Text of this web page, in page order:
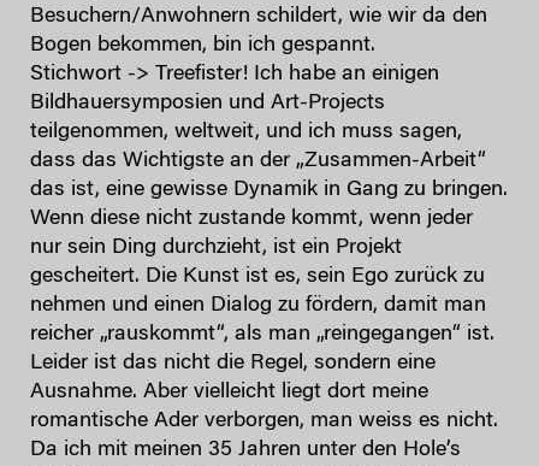
Besuchern/Anwohnern schildert, wie wir da den
Bogen bekommen, bin ich gespannt.
Stichwort -> Treefister! Ich habe an einigen
Bildhauersymposien und Art-Projects
teilgenommen, weltweit, und ich muss sagen,
dass das Wichtigste an der „Zusammen-Arbeit“
das ist, eine gewisse Dynamik in Gang zu bringen.
Wenn diese nicht zustande kommt, wenn jeder
nur sein Ding durchzieht, ist ein Projekt
gescheitert. Die Kunst ist es, sein Ego zurück zu
nehmen und einen Dialog zu fördern, damit man
reicher „rauskommt“, als man „reingegangen“ ist.
Leider ist das nicht die Regel, sondern eine
Ausnahme. Aber vielleicht liegt dort meine
romantische Ader verborgen, man weiss es nicht.
Da ich mit meinen 35 Jahren unter den Hole’s